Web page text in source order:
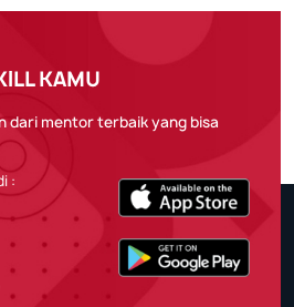
KAMU
dari mentor terbaik yang bisa
: